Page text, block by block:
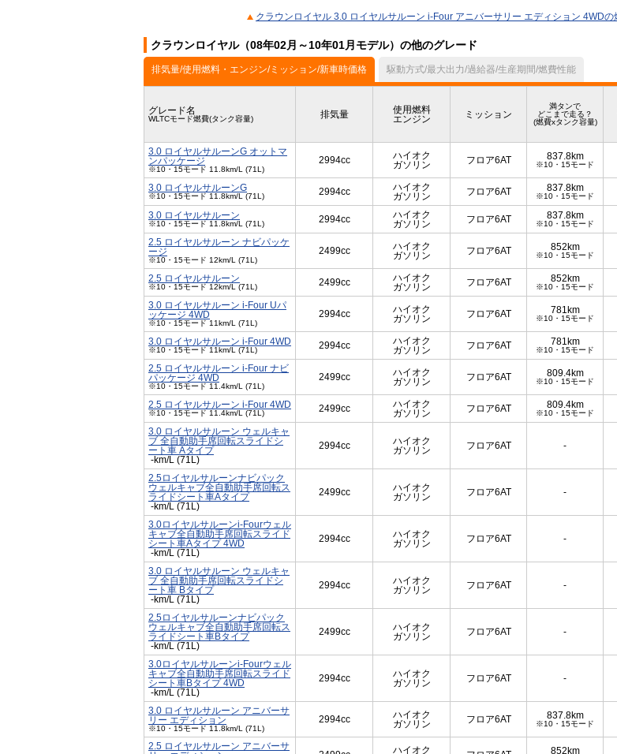
クラウンロイヤル 3.0 ロイヤルサルーン i-Four アニバーサリー エディション 4WD
クラウンロイヤル（08年02月～10年01月モデル）の他のグレード
排気量/使用燃料・エンジン/ミッション/新車時価格 駆動方式/最大出力/過給器/生産期間/燃費性能
グレード名
WLTCモード燃費(タンク容量) 排気量
使用燃料
エンジン
ミッション
満タンで
どこまで走る？
(燃費xタンク容量)
3.0 ロイヤルサルーンG オットマ
ンパッケージ
※10・15モード 11.8km/L (71L)
2994cc
ハイオク
ガソリン
フロア6AT 837.8km
※10・15モード
3.0 ロイヤルサルーンG
※10・15モード 11.8km/L (71L) 2994cc
ハイオク
ガソリン
フロア6AT 837.8km
※10・15モード
3.0 ロイヤルサルーン
※10・15モード 11.8km/L (71L) 2994cc
ハイオク
ガソリン
フロア6AT 837.8km
※10・15モード
2.5 ロイヤルサルーン ナビパッケ
ージ
※10・15モード 12km/L (71L)
2499cc
ハイオク
ガソリン
フロア6AT 852km
※10・15モード
2.5 ロイヤルサルーン
※10・15モード 12km/L (71L) 2499cc
ハイオク
ガソリン
フロア6AT 852km
※10・15モード
3.0 ロイヤルサルーン i-Four Uパ
ッケージ 4WD
※10・15モード 11km/L (71L)
2994cc
ハイオク
ガソリン
フロア6AT 781km
※10・15モード
3.0 ロイヤルサルーン i-Four 4WD
※10・15モード 11km/L (71L) 2994cc
ハイオク
ガソリン
フロア6AT 781km
※10・15モード
2.5 ロイヤルサルーン i-Four ナビ
パッケージ 4WD
※10・15モード 11.4km/L (71L)
2499cc
ハイオク
ガソリン
フロア6AT 809.4km
※10・15モード
2.5 ロイヤルサルーン i-Four 4WD
※10・15モード 11.4km/L (71L) 2499cc
ハイオク
ガソリン
フロア6AT 809.4km
※10・15モード
3.0 ロイヤルサルーン ウェルキャ
ブ 全自動助手席回転スライドシ
ート車 Aタイプ
-km/L (71L)
2994cc
ハイオク
ガソリン
フロア6AT -
2.5ロイヤルサルーンナビパック
ウェルキャブ全自動助手席回転ス
ライドシート車Aタイプ
-km/L (71L)
2499cc
ハイオク
ガソリン
フロア6AT -
3.0ロイヤルサルーンi-Fourウェル
キャブ全自動助手席回転スライド
シート車Aタイプ 4WD
-km/L (71L)
2994cc
ハイオク
ガソリン
フロア6AT -
3.0 ロイヤルサルーン ウェルキャ
ブ 全自動助手席回転スライドシ
ート車 Bタイプ
-km/L (71L)
2994cc
ハイオク
ガソリン
フロア6AT -
2.5ロイヤルサルーンナビパック
ウェルキャブ全自動助手席回転ス
ライドシート車Bタイプ
-km/L (71L)
2499cc
ハイオク
ガソリン
フロア6AT -
3.0ロイヤルサルーンi-Fourウェル
キャブ全自動助手席回転スライド
シート車Bタイプ 4WD
-km/L (71L)
2994cc
ハイオク
ガソリン
フロア6AT -
3.0 ロイヤルサルーン アニバーサ
リー エディション
※10・15モード 11.8km/L (71L)
2994cc
ハイオク
ガソリン
フロア6AT 837.8km
※10・15モード
2.5 ロイヤルサルーン アニバーサ
ハイオク 852km